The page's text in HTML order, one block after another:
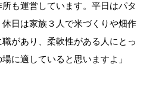
も運営しています。平日はパタ
日は家族３人で米づくりや畑作
があり、柔軟性がある人にとっ
に適していると思いますよ」